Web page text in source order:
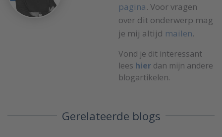
pagina. Voor vragen
over dit onderwerp mag
je mij altijd mailen.
Vond je dit interessant
lees hier dan mijn andere
blogartikelen.
Gerelateerde blogs